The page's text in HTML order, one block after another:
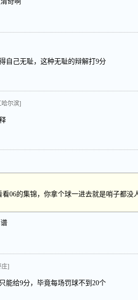
自己无耻，这种无耻的辩解打9分
哈尔滨]
看06的集锦，你拿个球一进去就是哨子都没
庄]
能给9分，毕竟每场罚球不到20个